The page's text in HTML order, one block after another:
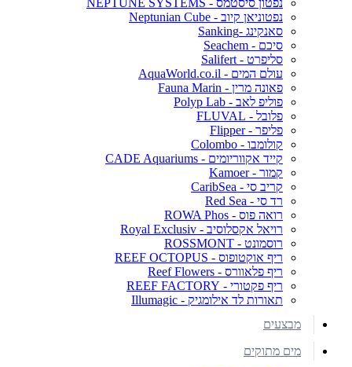
נפטוניאן קיוב - Neptunian Cube
סאנקינג -Sanking
סיכם - Seachem
סליפרט - Salifert
עולם המים - AquaWorld.co.il
פאונה מרין - Fauna Marin
פוליפ לאב - Polyp Lab
פלובל - FLUVAL
פליפר - Flipper
קולומבו - Colombo
קייד אקווריומים - CADE Aquariums
קמור - Kamoer
קריב סי - CaribSea
רד סי - Red Sea
רואה פוס - ROWA Phos
רויאל אקסלוסיב - Royal Exclusiv
רוסמונט - ROSSMONT
ריף אוקטופוס - REEF OCTOPUS
ריף פלאוורס - Reef Flowers
ריף פקטורי - REEF FACTORY
תאורות לד אילומגיק - Illumagic
מבצעים
מים מתוקים